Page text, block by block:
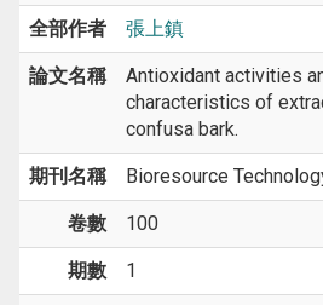
全部作者 張上鎮
論文名稱
Antioxidant activities
characteristics of
confusa bark.
期刊名稱 Bioresource
卷數 100
期數 1